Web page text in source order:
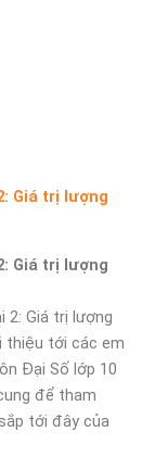
Giá trị lượng
Giá trị lượng
2: Giá trị lượng
thiệu tới các em
Đại Số lớp 10
để tham
tới đây của